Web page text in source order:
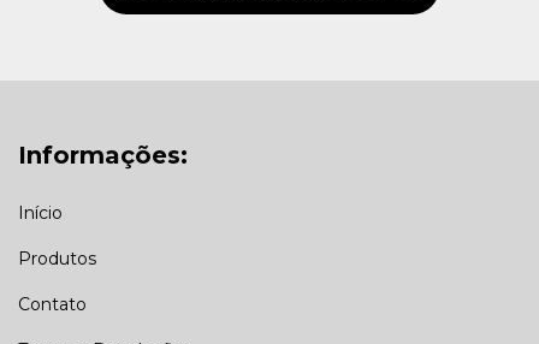
Informações:
Início
Produtos
Contato